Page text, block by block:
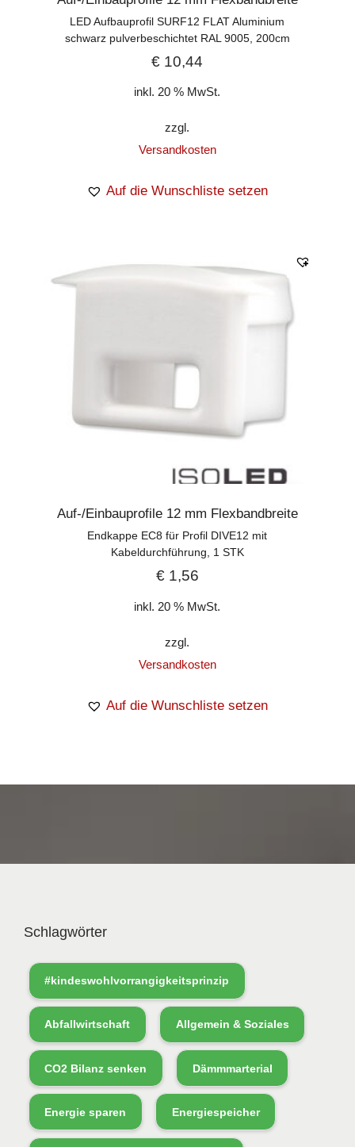
LED Aufbauprofil SURF12 FLAT Aluminium
schwarz pulverbeschichtet RAL 9005, 200cm
€ 10,44
inkl. 20 % MwSt.
zzgl.
Versandkosten
Auf die Wunschliste setzen
Auf-/Einbauprofile 12 mm Flexbandbreite
Endkappe EC8 für Profil DIVE12 mit
Kabeldurchführung, 1 STK
€1,56
inkl. 20 % MwSt.
zzgl.
Versandkosten
Auf die Wunschliste setzen
Schlagwörter
#kindeswohlvorrangigkeitsprinzip
Abfallwirtschaft Allgemein & Soziales
CO2 Bilanz senken Dämmmarterial
Energie sparen Energiespeicher